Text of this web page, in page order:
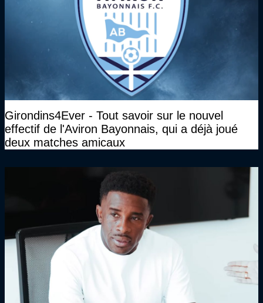
Girondins4Ever - Tout savoir sur le nouvel
effectif de l'Aviron Bayonnais, qui a déjà joué
deux matches amicaux